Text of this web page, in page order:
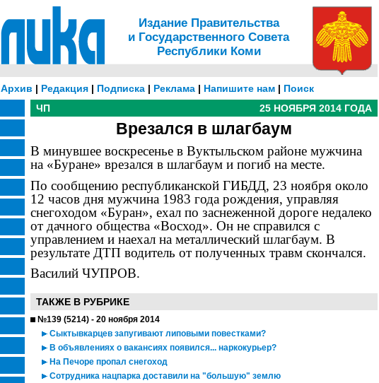
Издание Правительства
и Государственного Совета
Республики Коми
Архив | Редакция | Подписка | Реклама | Напишите нам | Поиск
ЧП 25 НОЯБРЯ 2014 ГОДА
Врезался в шлагбаум
В минувшее воскресенье в Вуктыльском районе мужчина
на «Буране» врезался в шлагбаум и погиб на месте.
По сообщению республиканской ГИБДД, 23 ноября около
12 часов дня мужчина 1983 года рождения, управляя
снегоходом «Буран», ехал по заснеженной дороге недалеко
от дачного общества «Восход». Он не справился с
управлением и наехал на металлический шлагбаум. В
результате ДТП водитель от полученных травм скончался.
Василий ЧУПРОВ.
ТАКЖЕ В РУБРИКЕ
№139 (5214) - 20 ноября 2014
Сыктывкарцев запугивают липовыми повестками?
В объявлениях о вакансиях появился... наркокурьер?
На Печоре пропал снегоход
Сотрудника нацпарка доставили на "большую" землю